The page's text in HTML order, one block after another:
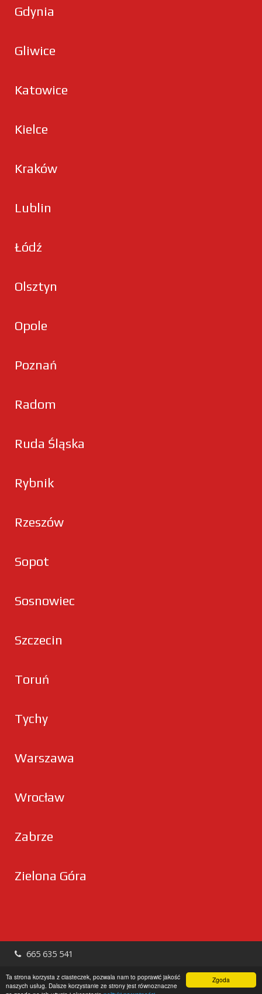
Zgoda
Ta strona korzysta z ciasteczek, pozwala nam to poprawić jakość
naszych usług. Dalsze korzystanie ze strony jest równoznaczne
Gdynia
Gliwice
Katowice
Kielce
Kraków
Lublin
Łódź
Olsztyn
Opole
Poznań
Radom
Ruda Śląska
Rybnik
Rzeszów
Sopot
Sosnowiec
Szczecin
Toruń
Tychy
Warszawa
Wrocław
Zabrze
Zielona Góra
665 635 541
hologramy24@gmail.com